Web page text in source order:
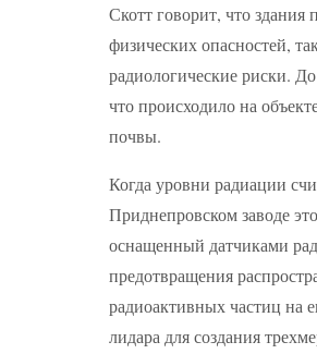
Скотт говорит, что
физических опасностей,
радиологические риски.
что происходило на
почвы.
Когда уровни радиации
Приднепровском заводе
оснащенный датчиками
предотвращения
радиоактивных частиц на
лидара для создания